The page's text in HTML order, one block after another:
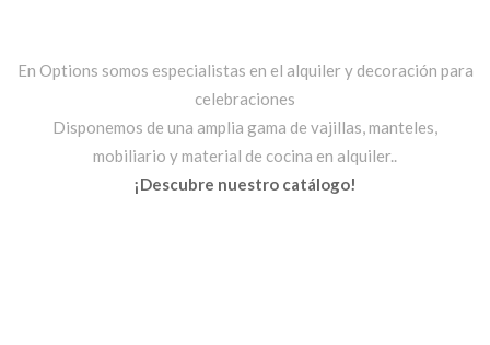
En Options somos especialistas en el alquiler y decoración para
celebraciones
Disponemos de una amplia gama de vajillas, manteles,
mobiliario y material de cocina en alquiler..
¡Descubre nuestro catálogo!